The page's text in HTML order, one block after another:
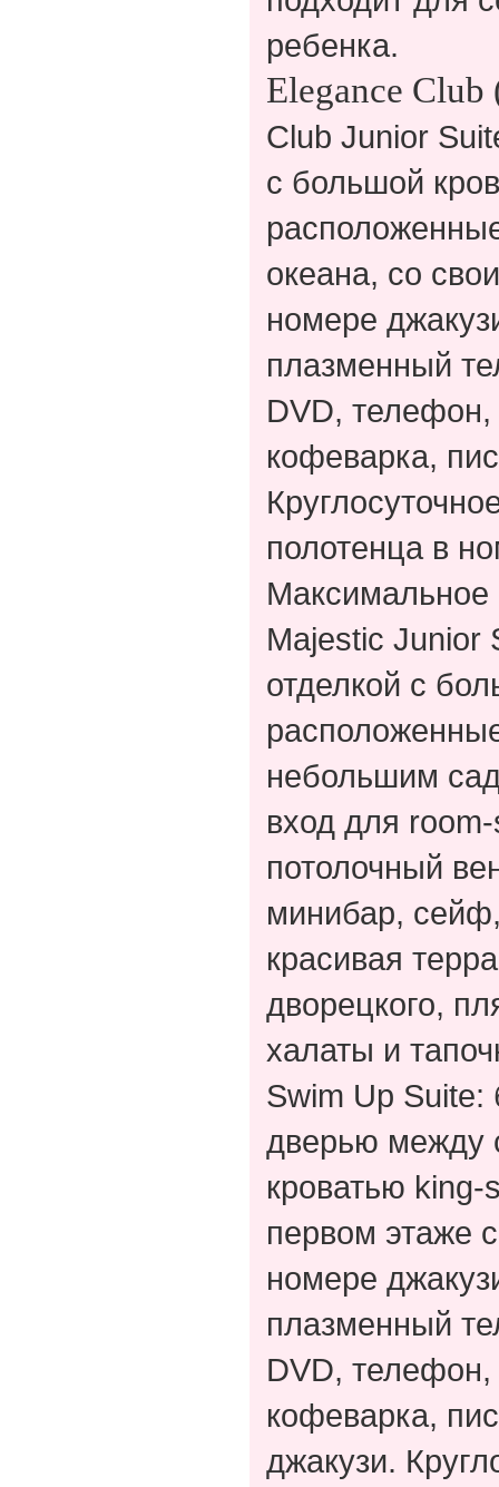
ребенка.
Elegance
Club Junior
с большой
океана, со
номере
плазменный
DVD,
кофеварка,
полотенца в
Majestic
отделкой с
небольшим
вход для
потолочный
минибар,
красивая
дворецкого,
халаты и
Swim Up
дверью между
кроватью
первом этаже
номере
плазменный
DVD,
кофеварка,
джакузи.